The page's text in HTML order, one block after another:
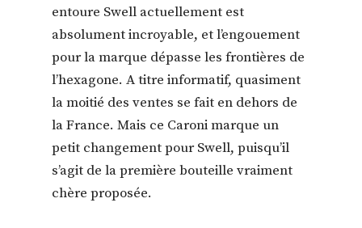
entoure Swell actuellement est
absolument incroyable, et l’engouement
pour la marque dépasse les frontières de
l’hexagone. A titre informatif, quasiment
la moitié des ventes se fait en dehors de
la France. Mais ce Caroni marque un
petit changement pour Swell, puisqu’il
s’agit de la première bouteille vraiment
chère proposée.